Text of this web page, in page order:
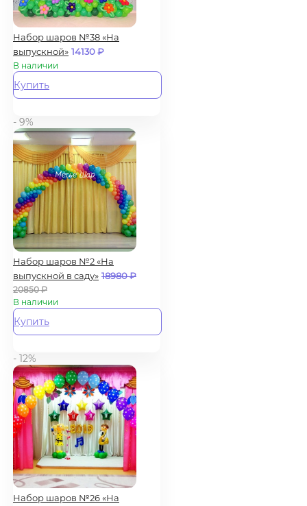
Набор шаров №38 «На
выпускной» 14130₽
В наличии
Купить
- 9%
Набор шаров №2 «На
выпускной в саду» 18980₽
20850₽
В наличии
Купить
- 12%
Набор шаров №26 «На